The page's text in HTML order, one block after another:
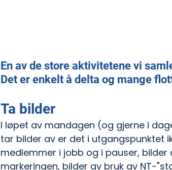
En av de store aktivitetene vi
Det er enkelt å delta og mange
Ta bilder
I løpet av mandagen (og gjerne i
tar bilder av er det i utgangspunktet
medlemmer i jobb og i pauser,
markeringen, bilder av bruk av NT-